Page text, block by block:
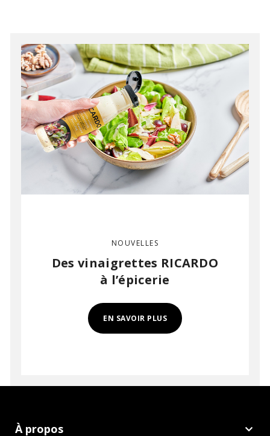
NOUVELLES
Des vinaigrettes RICARDO
à l’épicerie
EN SAVOIR PLUS
À propos